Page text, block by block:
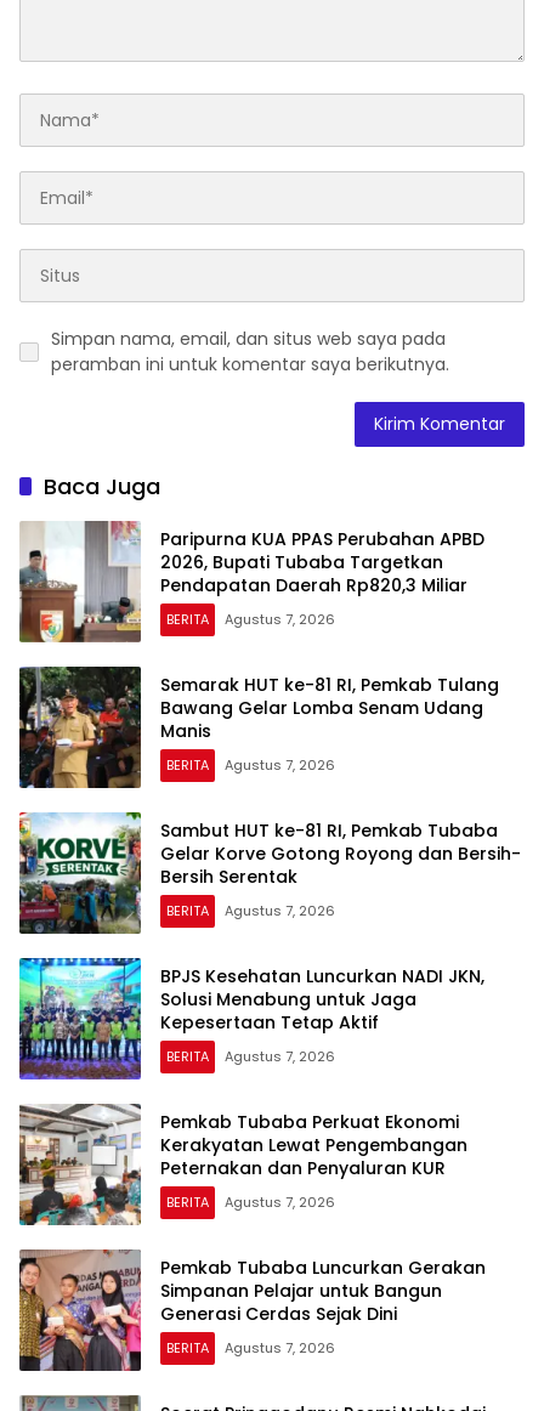
Simpan nama, email, dan situs web saya pada
peramban ini untuk komentar saya berikutnya.
Baca Juga
Paripurna KUA PPAS Perubahan APBD
2026, Bupati Tubaba Targetkan
Pendapatan Daerah Rp820,3 Miliar
BERITA Agustus 7, 2026
Semarak HUT ke-81 RI, Pemkab Tulang
Bawang Gelar Lomba Senam Udang
Manis
BERITA Agustus 7, 2026
Sambut HUT ke-81 RI, Pemkab Tubaba
Gelar Korve Gotong Royong dan Bersih-
Bersih Serentak
BERITA Agustus 7, 2026
BPJS Kesehatan Luncurkan NADI JKN,
Solusi Menabung untuk Jaga
Kepesertaan Tetap Aktif
BERITA Agustus 7, 2026
Pemkab Tubaba Perkuat Ekonomi
Kerakyatan Lewat Pengembangan
Peternakan dan Penyaluran KUR
BERITA Agustus 7, 2026
Pemkab Tubaba Luncurkan Gerakan
Simpanan Pelajar untuk Bangun
Generasi Cerdas Sejak Dini
BERITA Agustus 7, 2026